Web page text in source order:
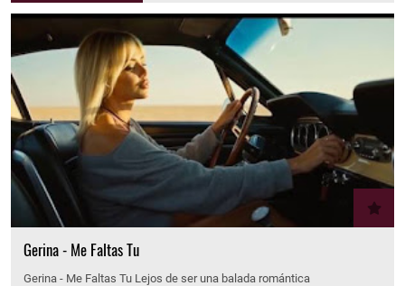
Gerina - Me Faltas Tu
Gerina - Me Faltas Tu Lejos de ser una balada romántica